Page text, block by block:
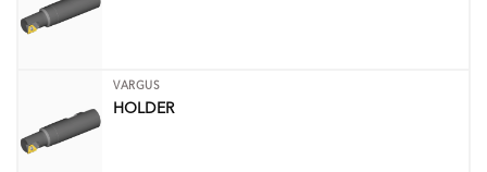
VARGUS
HOLDER